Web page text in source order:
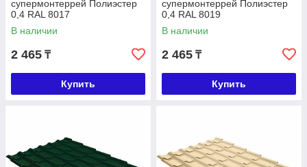
супермонтеррей Полиэстер
0,4 RAL 8017
В наличии
2 465 ₸
Купить
супермонтеррей Полиэстер
0,4 RAL 8019
В наличии
2 465 ₸
Купить